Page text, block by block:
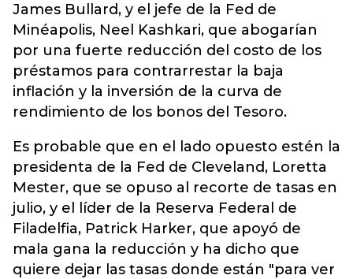
James Bullard, y el jefe de la Fed de
Minéapolis, Neel Kashkari, que abogarían
por una fuerte reducción del costo de los
préstamos para contrarrestar la baja
inflación y la inversión de la curva de
rendimiento de los bonos del Tesoro.
Es probable que en el lado opuesto estén la
presidenta de la Fed de Cleveland, Loretta
Mester, que se opuso al recorte de tasas en
julio, y el líder de la Reserva Federal de
Filadelfia, Patrick Harker, que apoyó de
mala gana la reducción y ha dicho que
quiere dejar las tasas donde están "para ver